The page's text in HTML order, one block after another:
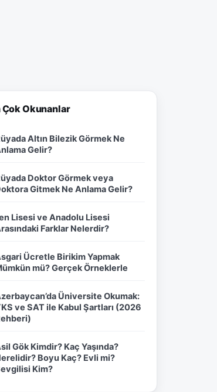
Çok Okunanlar
Altın Bilezik Görmek Ne
Gelir?
Doktor Görmek veya
Gitmek Ne Anlama Gelir?
Lisesi ve Anadolu Lisesi
Farklar Nelerdir?
Ücretle Birikim Yapmak
mü? Gerçek Örneklerle
Üniversite Okumak:
ve SAT ile Kabul Şartları (2026
Gök Kimdir? Kaç Yaşında?
Boyu Kaç? Evli mi?
Kim?